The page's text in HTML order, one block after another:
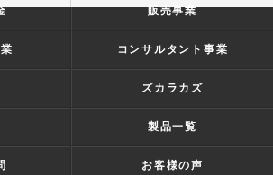
販売事業
コンサルタント事業
ズカラカズ
製品一覧
お客様の声